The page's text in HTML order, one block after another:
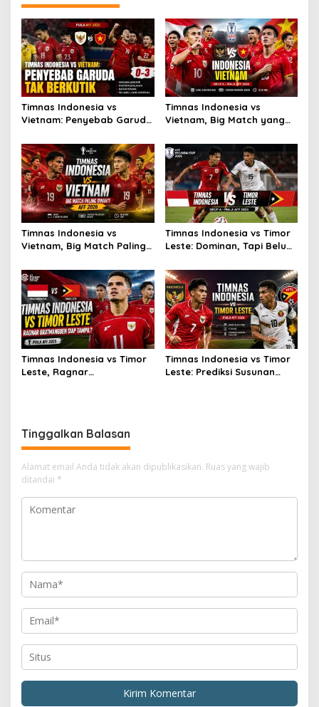
Timnas Indonesia vs
Vietnam: Penyebab Garuda
Timnas Indonesia vs
Vietnam, Big Match yang
Timnas Indonesia vs
Vietnam, Big Match Paling
Timnas Indonesia vs Timor
Leste: Dominan, Tapi Belum
Timnas Indonesia vs Timor
Leste, Ragnar
Timnas Indonesia vs Timor
Leste: Prediksi Susunan
Tinggalkan Balasan
Alamat email Anda tidak akan dipublikasikan. Ruas yang wajib
ditandai *